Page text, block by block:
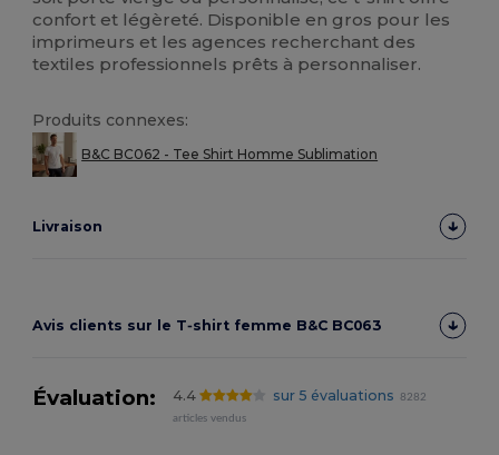
confort et légèreté. Disponible en gros pour les
imprimeurs et les agences recherchant des
textiles professionnels prêts à personnaliser.
Produits connexes:
B&C BC062 - Tee Shirt Homme Sublimation
Livraison
Avis clients sur le T‑shirt femme B&C BC063
Évaluation: 4.4 sur 5 évaluations
8282
articles vendus